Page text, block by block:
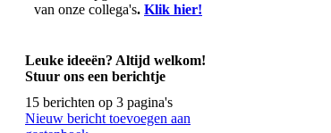
van onze collega's. Klik hier!
Leuke ideeën? Altijd welkom!
Stuur ons een berichtje
15 berichten op 3 pagina's
Nieuw bericht toevoegen aan